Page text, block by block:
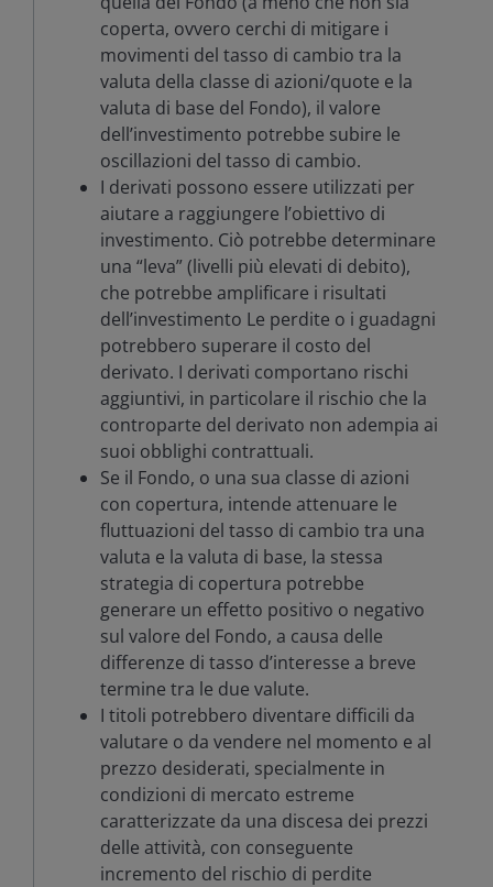
coperta, ovvero cerchi di mitigare i
movimenti del tasso di cambio tra la
valuta della classe di azioni/quote e la
valuta di base del Fondo), il valore
dell’investimento potrebbe subire le
oscillazioni del tasso di cambio.
I derivati possono essere utilizzati per
aiutare a raggiungere l’obiettivo di
investimento. Ciò potrebbe determinare
una “leva” (livelli più elevati di debito),
che potrebbe amplificare i risultati
dell’investimento Le perdite o i guadagni
potrebbero superare il costo del
derivato. I derivati comportano rischi
aggiuntivi, in particolare il rischio che la
controparte del derivato non adempia ai
suoi obblighi contrattuali.
Se il Fondo, o una sua classe di azioni
con copertura, intende attenuare le
fluttuazioni del tasso di cambio tra una
valuta e la valuta di base, la stessa
strategia di copertura potrebbe
generare un effetto positivo o negativo
sul valore del Fondo, a causa delle
differenze di tasso d’interesse a breve
termine tra le due valute.
I titoli potrebbero diventare difficili da
valutare o da vendere nel momento e al
prezzo desiderati, specialmente in
condizioni di mercato estreme
caratterizzate da una discesa dei prezzi
delle attività, con conseguente
incremento del rischio di perdite